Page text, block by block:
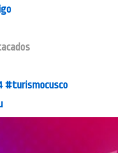
#turismocusco